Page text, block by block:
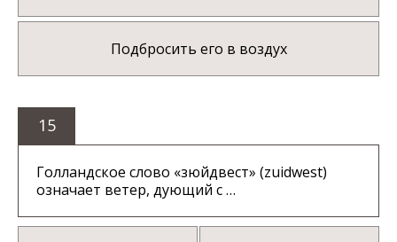
Подбросить его в воздух
15
Голландское слово «зюйдвест» (zuidwest)
означает ветер, дующий с …